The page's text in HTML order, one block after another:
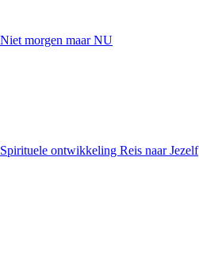
Niet morgen maar NU
Spirituele ontwikkeling Reis naar Jezelf